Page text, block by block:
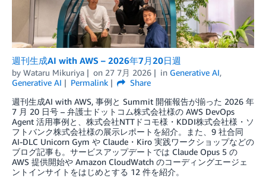
週刊生成AI with AWS – 2026年7月20日週
by Wataru Mikuriya on 27 7月 2026 in Generative AI,
Generative AI
Permalink
Share
週刊生成AI with AWS, 事例と Summit 開催報告が揃った 2026 年
7 月 20 日号 – 弁護士ドットコム株式会社様の AWS DevOps
Agent 活用事例と、株式会社NTTドコモ様・KDDI株式会社様・ソ
フトバンク株式会社様の展示レポートを紹介。また、9 社合同
AI-DLC Unicorn Gym や Claude・Kiro 実践ワークショップなどの
ブログ記事も。サービスアップデートでは Claude Opus 5 の
AWS 提供開始や Amazon CloudWatch のコーディングエージェ
ントインサイトをはじめとする 12 件を紹介。